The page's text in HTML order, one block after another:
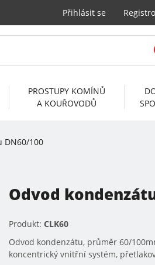
Přihlásit se
PROSTUPY KOMÍNŮ
A KOUŘOVODŮ
DN60/100
Odvod
Produkt: CLK60
Odvod kondenzátu, průměr 60/
koncentrický vnitřní systém,